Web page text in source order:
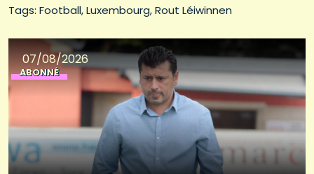
Tags: Football Luxembourg Rout Léiwinnen
07/08/2026
ABONNÉ